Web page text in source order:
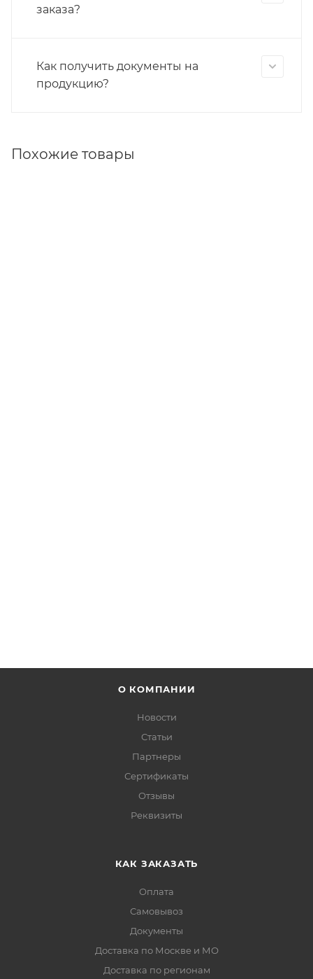
заказа?
Как получить документы на
продукцию?
Похожие товары
О КОМПАНИИ
Новости
Статьи
Партнеры
Сертификаты
Отзывы
Реквизиты
КАК ЗАКАЗАТЬ
Оплата
Самовывоз
Документы
Доставка по Москве и МО
Доставка по регионам